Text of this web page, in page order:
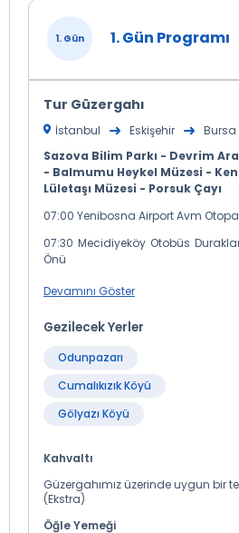
1. Gün 1. Gün Programı
Tur Güzergahı
İstanbul Eskişehir
Bursa
Sazova Bilim Parkı - Devrim
- Balmumu Heykel Müzesi -
Lületaşı Müzesi - Porsuk Çayı
07:00 Yenibosna Airport Avm
07:30 Mecidiyeköy Otobüs
Önü
08:00 Kadıköy Evlendirme Dairesi
Otobüs Durağı )
08:15 Kartal Köprüsü Metro
08:35 Gebze Center Önü ( Lukoil
09:15 İzmit Halkevi Önü (Otel Asya
katılacak misafirlerimiz ile
Bozüyük güzergâhını takip ederek
Devamını Göster
Gezilecek Yerler
Odunpazarı
Cumalıkızık Köyü
Gölyazı Köyü
Kahvaltı
Güzergahımız üzerinde uygun bir
(Ekstra)
Öğle Yemeği